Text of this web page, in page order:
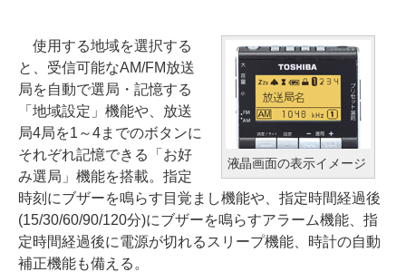
液晶画面の表示イメージ
使用する地域を選択する
と、受信可能なAM/FM放送
局を自動で選局・記憶する
「地域設定」機能や、放送
局4局を1～4までのボタンに
それぞれ記憶できる「お好
み選局」機能を搭載。指定
時刻にブザーを鳴らす目覚まし機能や、指定時間経過後
(15/30/60/90/120分)にブザーを鳴らすアラーム機能、指
定時間経過後に電源が切れるスリープ機能、時計の自動
補正機能も備える。